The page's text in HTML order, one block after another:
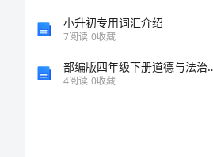
小升初专用词汇介绍
7阅读 0收藏
部编版四年级下册道
4阅读 0收藏